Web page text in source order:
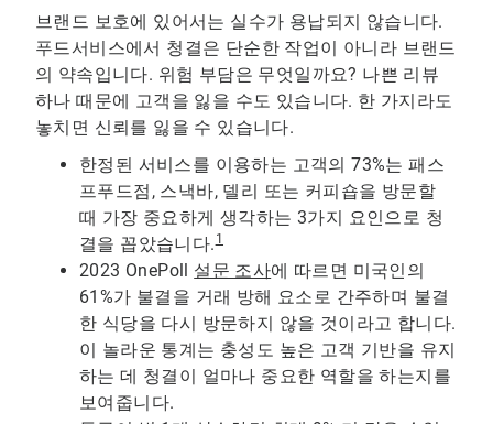
브랜드 보호에 있어서는 실수가 용납되지 않습니다.
푸드서비스에서 청결은 단순한 작업이 아니라 브랜드
의 약속입니다. 위험 부담은 무엇일까요? 나쁜 리뷰
하나 때문에 고객을 잃을 수도 있습니다. 한 가지라도
놓치면 신뢰를 잃을 수 있습니다.
한정된 서비스를 이용하는 고객의 73%는 패스
프푸드점, 스낵바, 델리 또는 커피숍을 방문할
때 가장 중요하게 생각하는 3가지 요인으로 청
결을 꼽았습니다.1
2023 OnePoll 설문 조사에 따르면 미국인의
61%가 불결을 거래 방해 요소로 간주하며 불결
한 식당을 다시 방문하지 않을 것이라고 합니다.
이 놀라운 통계는 충성도 높은 고객 기반을 유지
하는 데 청결이 얼마나 중요한 역할을 하는지를
보여줍니다.